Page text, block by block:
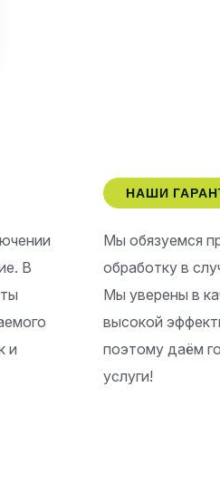
В
и
НАШИ
Мы обязуемся
обработку в
Мы уверены в
высокой
поэтому даём
услуги!